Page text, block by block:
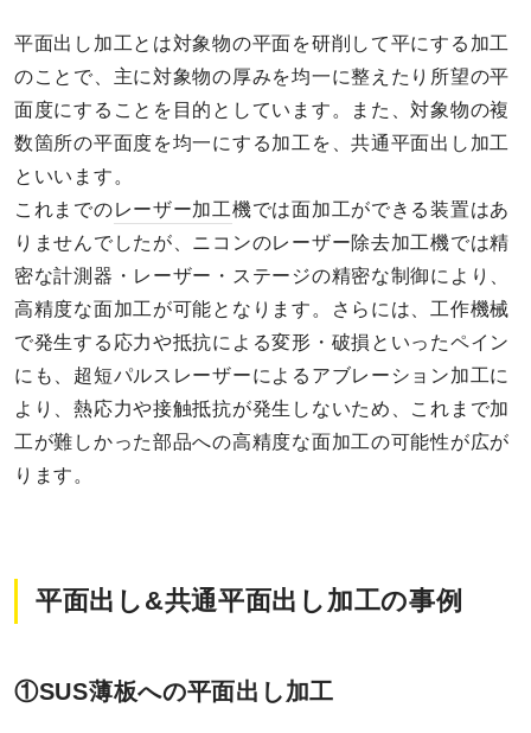
平面出し加工とは対象物の平面を研削して平にする加工
のことで、主に対象物の厚みを均一に整えたり所望の平
面度にすることを目的としています。また、対象物の複
数箇所の平面度を均一にする加工を、共通平面出し加工
といいます。
これまでの レーザー加工機では面加工ができる装置はあ
りませんでしたが、ニコンのレーザー除去加工機では精
密な計測器・レーザー・ステージの精密な制御により、
高精度な面加工が可能となります。さらには、工作機械
で発生する応力や抵抗による変形・破損といったペイン
にも、超短パルスレーザーによるアブレーション加工に
より、熱応力や接触抵抗が発生しないため、これまで加
工が難しかった部品への高精度な面加工の可能性が広が
ります。
平面出し&共通平面出し加工の事例
①SUS薄板への平面出し加工